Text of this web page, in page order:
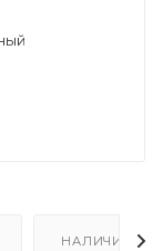
НАЛИЧИЕ